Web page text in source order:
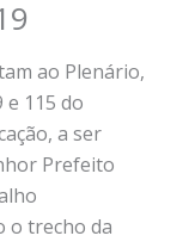
ao Plenário,
115 do
a ser
Prefeito
o trecho da